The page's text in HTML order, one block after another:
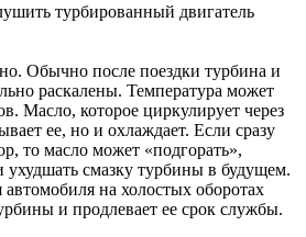
турбированный двигатель
Обычно после поездки турбина и
раскалены. Температура может
Масло, которое циркулирует через
ее, но и охлаждает. Если сразу
то масло может «подгорать»,
ухудшать смазку турбины в будущем.
на холостых оборотах
и продлевает ее срок службы.